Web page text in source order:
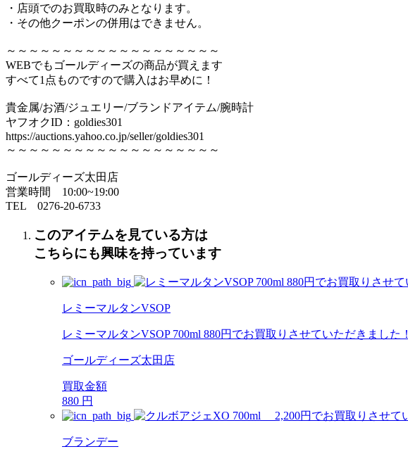
・店頭でのお買取時のみとなります。
・その他クーポンの併用はできません。
～～～～～～～～～～～～～～～～～～～
WEBでもゴールディーズの商品が買えます
すべて1点ものですので購入はお早めに！
貴金属/お酒/ジュエリー/ブランドアイテム/腕時計
ヤフオクID：goldies301
https://auctions.yahoo.co.jp/seller/goldies301
～～～～～～～～～～～～～～～～～～～
ゴールディーズ太田店
営業時間 10:00~19:00
TEL 0276‐20‐6733
このアイテムを見ている方は
こちらにも興味を持っています
レミーマルタンVSOP
レミーマルタンVSOP 700ml 880円でお買取りさせていただきました！
ゴールディーズ太田店
買取金額
880 円
ブランデー